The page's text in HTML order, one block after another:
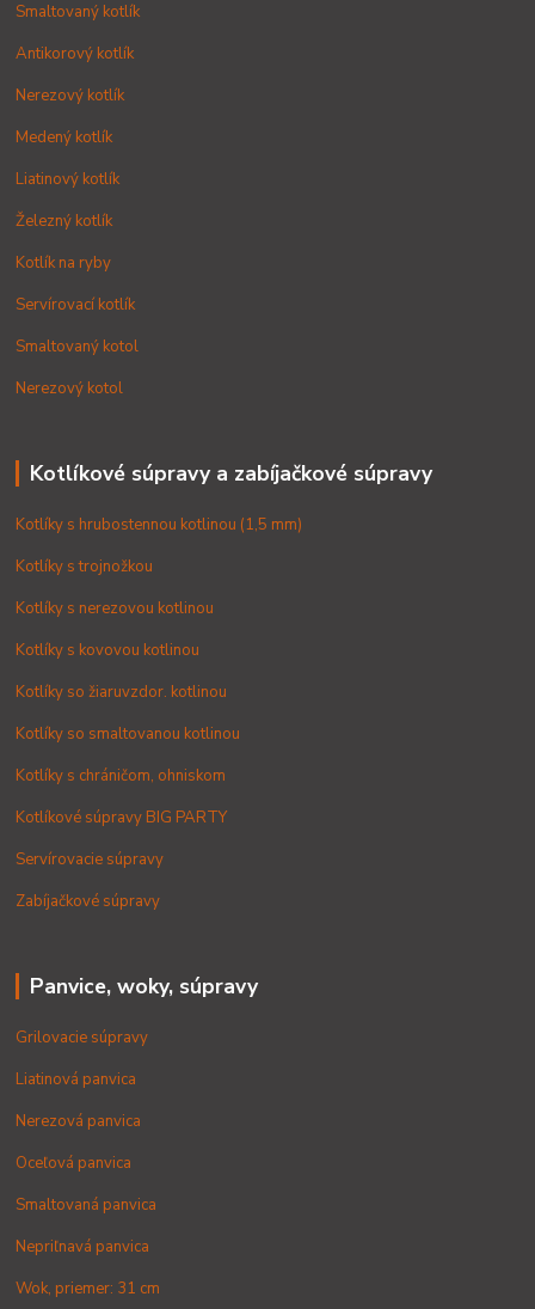
Smaltovaný kotlík
Antikorový kotlík
Nerezový kotlík
Medený kotlík
Liatinový kotlík
Železný kotlík
Kotlík na ryby
Servírovací kotlík
Smaltovaný kotol
Nerezový kotol
Kotlíkové súpravy a zabíjačkové súpravy
Kotlíky s hrubostennou kotlinou (1,5 mm)
Kotlíky s trojnožkou
Kotlíky s nerezovou kotlinou
Kotlíky s kovovou kotlinou
Kotlíky so žiaruvzdor. kotlinou
Kotlíky so smaltovanou kotlinou
Kotlíky s chráničom, ohniskom
Kotlíkové súpravy BIG PARTY
Servírovacie súpravy
Zabíjačkové súpravy
Panvice, woky, súpravy
Grilovacie súpravy
Liatinová panvica
Nerezová panvica
Oceľová panvica
Smaltovaná panvica
Nepriľnavá panvica
Wok, priemer: 31 cm